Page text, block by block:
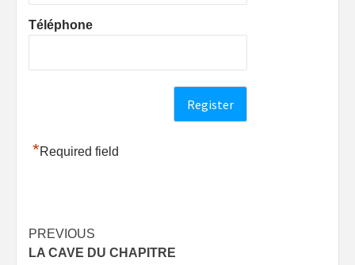
Téléphone
*Required field
Post
PREVIOUS
LA CAVE DU CHAPITRE